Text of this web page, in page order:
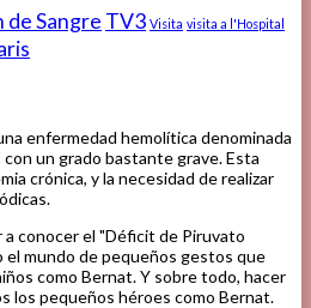
Sangre TV3 Visita visita a l'Hospital
enfermedad hemolítica denominada
un grado bastante grave. Esta
crónica, y la necesidad de realizar
conocer el "Déficit de Piruvato
el mundo de pequeños gestos que
como Bernat. Y sobre todo, hacer
los pequeños héroes como Bernat.